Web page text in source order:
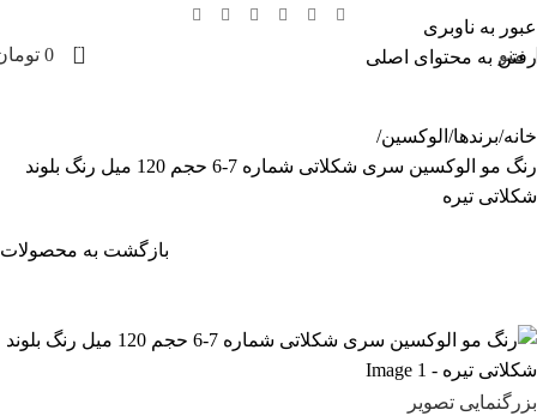
عبور به ناوبری
رفتن به محتوای اصلی
منو 0
0
خانه برندها الوکسین
رنگ مو الوکسین سری شکلاتی شماره 7-6 حجم 120 میل رنگ بلوند
شکلاتی تیره
بازگشت به محصولات
بزرگنمایی تصویر